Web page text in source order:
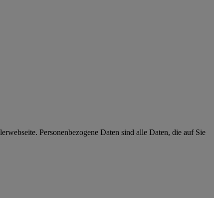
Personenbezogene Daten sind alle Daten, die auf Sie